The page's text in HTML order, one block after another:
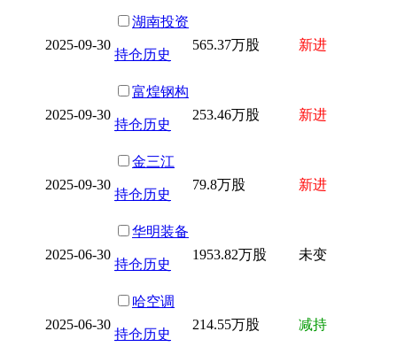
2025-09-30
湖南投资
持仓历史
565.37万股 新进
2025-09-30
富煌钢构
持仓历史
253.46万股 新进
2025-09-30
金三江
持仓历史
79.8万股 新进
2025-06-30
华明装备
持仓历史
1953.82万股 未变
2025-06-30
哈空调
持仓历史
214.55万股 减持